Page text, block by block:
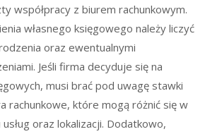
współpracy z biurem rachunkowym.
własnego księgowego należy liczyć
oraz ewentualnymi
Jeśli firma decyduje się na
musi brać pod uwagę stawki
rachunkowe, które mogą różnić się w
oraz lokalizacji. Dodatkowo,